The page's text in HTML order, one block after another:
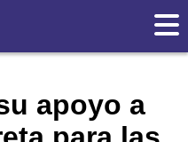
apoyo a